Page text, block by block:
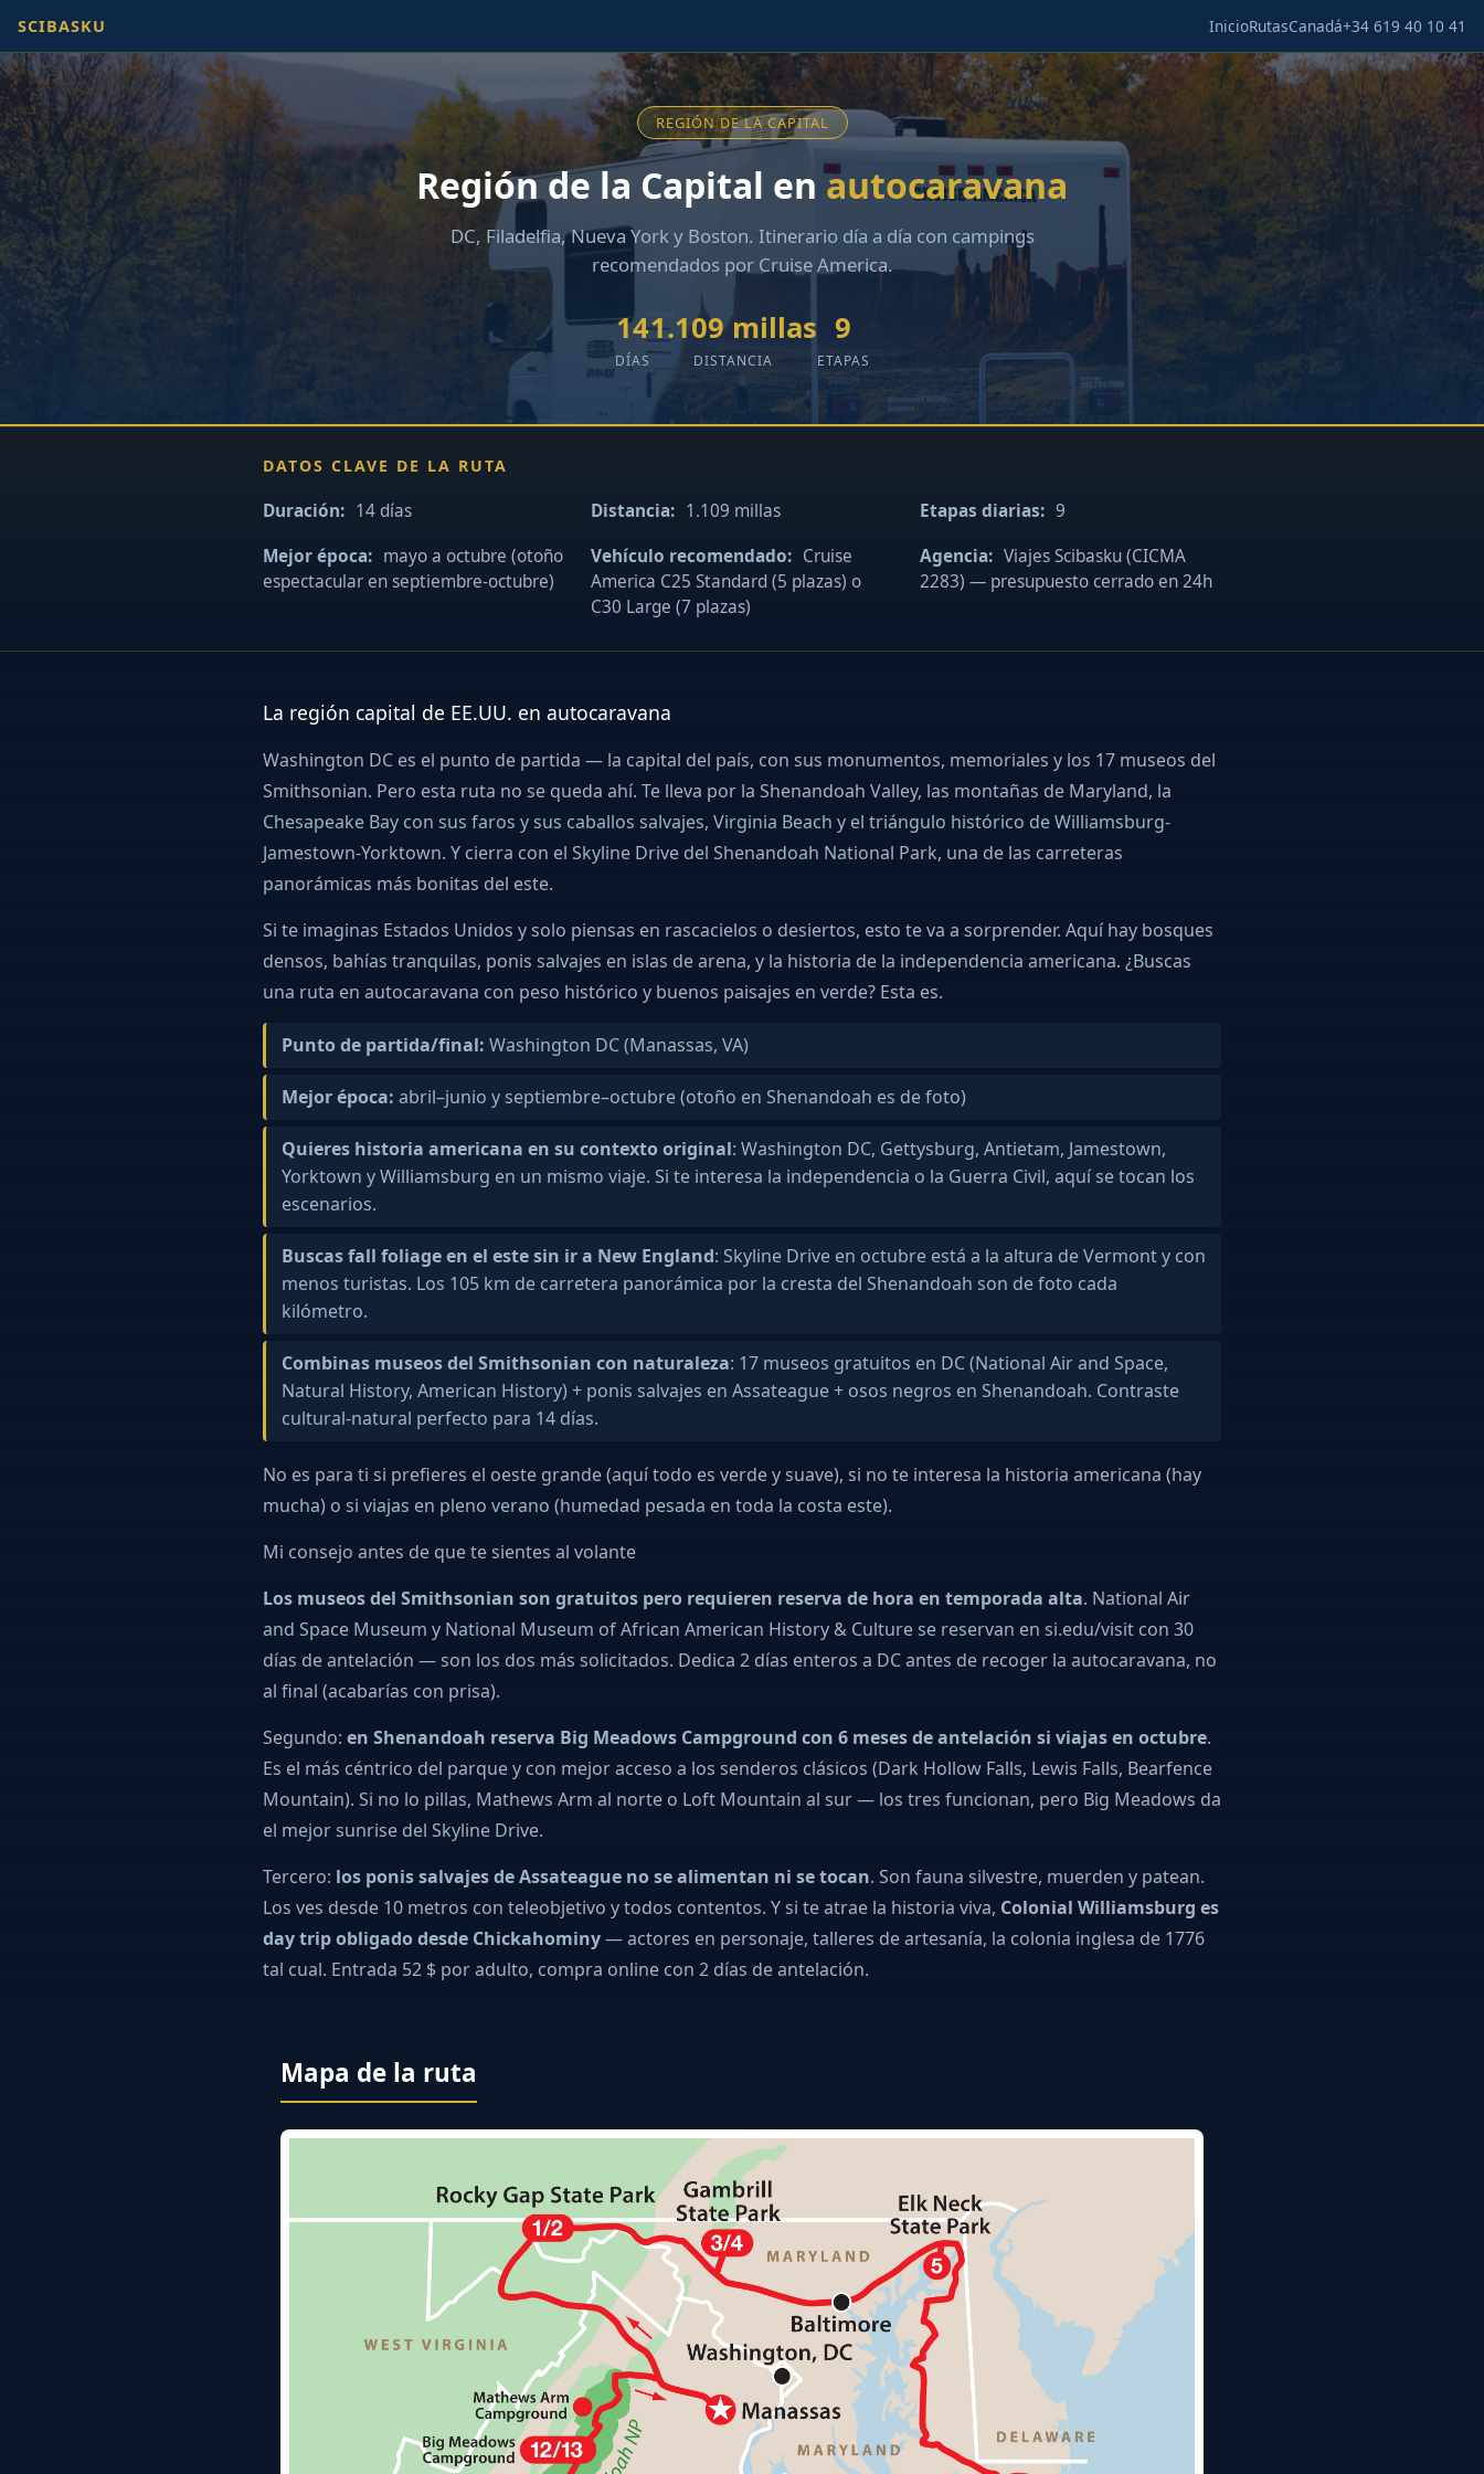
SCIBASKU InicioRutasCanadá+34 619 40 10 41
REGIÓN DE LA CAPITAL
Región de la Capital enautocaravana
DC, Filadelfia, Nueva York y Boston. Itinerario día a día con campings
recomendados por Cruise America.
14
DÍAS
1.109 millas
DISTANCIA
9
ETAPAS
DATOS CLAVE DE LA RUTA
Duración: 14 días Distancia: 1.109 millas Etapas diarias: 9
Mejor época: mayo a octubre (otoño
espectacular en septiembre-octubre)
Vehículo recomendado: Cruise
America C25 Standard (5 plazas) o
C30 Large (7 plazas)
Agencia: Viajes Scibasku (CICMA
2283) — presupuesto cerrado en 24h
La región capital de EE.UU. en autocaravana
Washington DC es el punto de partida — la capital del país, con sus monumentos, memoriales y los 17 museos del
Smithsonian. Pero esta ruta no se queda ahí. Te lleva por la Shenandoah Valley, las montañas de Maryland, la
Chesapeake Bay con sus faros y sus caballos salvajes, Virginia Beach y el triángulo histórico de Williamsburg-
Jamestown-Yorktown. Y cierra con el Skyline Drive del Shenandoah National Park, una de las carreteras
panorámicas más bonitas del este.
Si te imaginas Estados Unidos y solo piensas en rascacielos o desiertos, esto te va a sorprender. Aquí hay bosques
densos, bahías tranquilas, ponis salvajes en islas de arena, y la historia de la independencia americana. ¿Buscas
una ruta en autocaravana con peso histórico y buenos paisajes en verde? Esta es.
Punto de partida/final: Washington DC (Manassas, VA)
Mejor época: abril–junio y septiembre–octubre (otoño en Shenandoah es de foto)
Quieres historia americana en su contexto original: Washington DC, Gettysburg, Antietam, Jamestown,
Yorktown y Williamsburg en un mismo viaje. Si te interesa la independencia o la Guerra Civil, aquí se tocan los
escenarios.
Buscas fall foliage en el este sin ir a New England: Skyline Drive en octubre está a la altura de Vermont y con
menos turistas. Los 105 km de carretera panorámica por la cresta del Shenandoah son de foto cada
kilómetro.
Combinas museos del Smithsonian con naturaleza: 17 museos gratuitos en DC (National Air and Space,
Natural History, American History) + ponis salvajes en Assateague + osos negros en Shenandoah. Contraste
cultural-natural perfecto para 14 días.
No es para ti si prefieres el oeste grande (aquí todo es verde y suave), si no te interesa la historia americana (hay
mucha) o si viajas en pleno verano (humedad pesada en toda la costa este).
Mi consejo antes de que te sientes al volante
Los museos del Smithsonian son gratuitos pero requieren reserva de hora en temporada alta. National Air
and Space Museum y National Museum of African American History & Culture se reservan en si.edu/visit con 30
días de antelación — son los dos más solicitados. Dedica 2 días enteros a DC antes de recoger la autocaravana, no
al final (acabarías con prisa).
Segundo: en Shenandoah reserva Big Meadows Campground con 6 meses de antelación si viajas en octubre.
Es el más céntrico del parque y con mejor acceso a los senderos clásicos (Dark Hollow Falls, Lewis Falls, Bearfence
Mountain). Si no lo pillas, Mathews Arm al norte o Loft Mountain al sur — los tres funcionan, pero Big Meadows da
el mejor sunrise del Skyline Drive.
Tercero: los ponis salvajes de Assateague no se alimentan ni se tocan. Son fauna silvestre, muerden y patean.
Los ves desde 10 metros con teleobjetivo y todos contentos. Y si te atrae la historia viva, Colonial Williamsburg es
day trip obligado desde Chickahominy— actores en personaje, talleres de artesanía, la colonia inglesa de 1776
tal cual. Entrada 52 $ por adulto, compra online con 2 días de antelación.
Mapa de la ruta